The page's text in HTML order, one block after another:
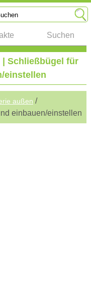
Suchen
Schließbügel für
einstellen
außen /
einbauen/einstellen